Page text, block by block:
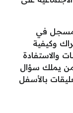
مسجل في
وكيفية
والاستفادة
من يملك سؤال
بالأسفل